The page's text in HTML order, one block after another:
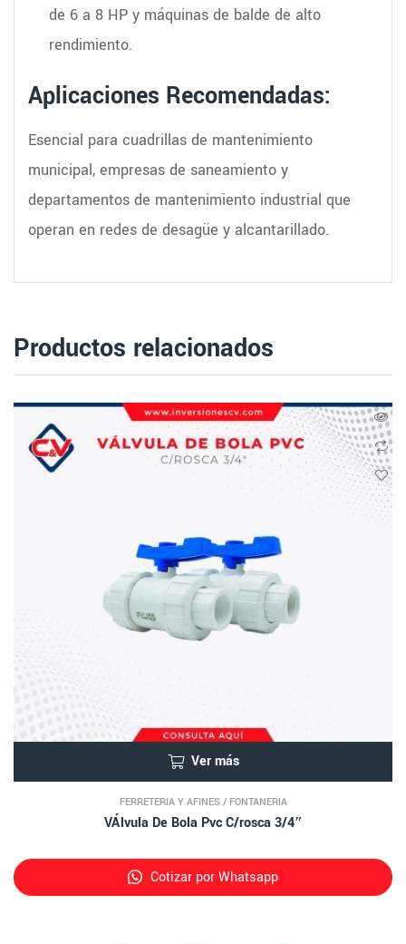
de 6 a 8 HP y máquinas de balde de alto
rendimiento.
Aplicaciones Recomendadas:
Esencial para cuadrillas de mantenimiento
municipal, empresas de saneamiento y
departamentos de mantenimiento industrial que
operan en redes de desagüe y alcantarillado.
Productos relacionados
Ver más
FERRETERÍA Y AFINES / FONTANERÍA
VÁlvula De Bola Pvc C/rosca 3/4″
Cotizar por Whatsapp